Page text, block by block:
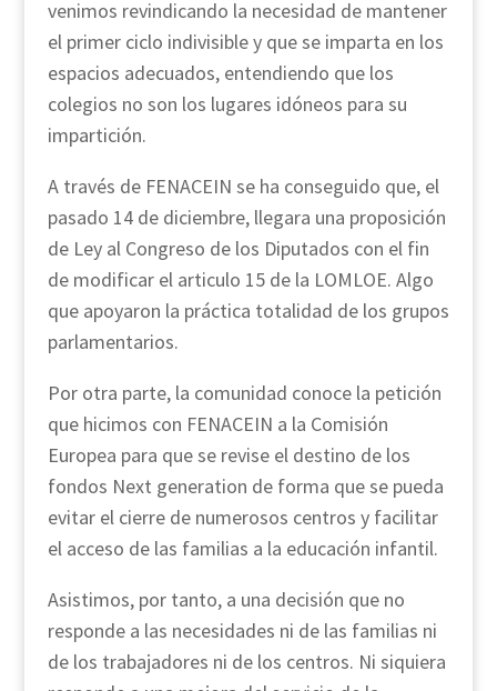
venimos revindicando la necesidad de mantener
el primer ciclo indivisible y que se imparta en los
espacios adecuados, entendiendo que los
colegios no son los lugares idóneos para su
impartición.
A través de FENACEIN se ha conseguido que, el
pasado 14 de diciembre, llegara una proposición
de Ley al Congreso de los Diputados con el fin
de modificar el articulo 15 de la LOMLOE. Algo
que apoyaron la práctica totalidad de los grupos
parlamentarios.
Por otra parte, la comunidad conoce la petición
que hicimos con FENACEIN a la Comisión
Europea para que se revise el destino de los
fondos Next generation de forma que se pueda
evitar el cierre de numerosos centros y facilitar
el acceso de las familias a la educación infantil.
Asistimos, por tanto, a una decisión que no
responde a las necesidades ni de las familias ni
de los trabajadores ni de los centros. Ni siquiera